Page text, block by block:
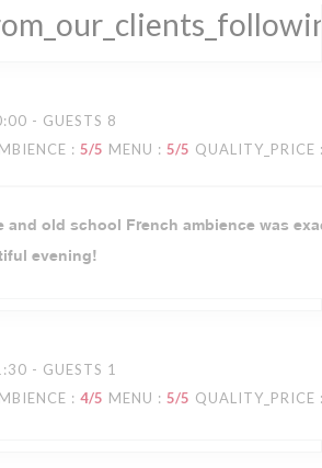
- GUESTS 8
: 5/5 MENU : 5/5 QUALITY_PRICE
and old school French ambience was
evening!
- GUESTS 1
: 4/5 MENU : 5/5 QUALITY_PRICE